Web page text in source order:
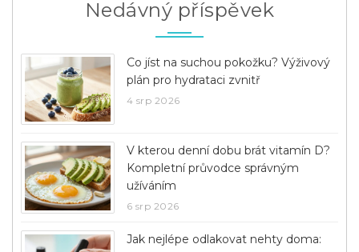
Nedávný příspěvek
Co jíst na suchou pokožku? Výživový
plán pro hydrataci zvnitř
4 srp 2026
V kterou denní dobu brát vitamín D?
Kompletní průvodce správným
užíváním
6 srp 2026
Jak nejlépe odlakovat nehty doma: